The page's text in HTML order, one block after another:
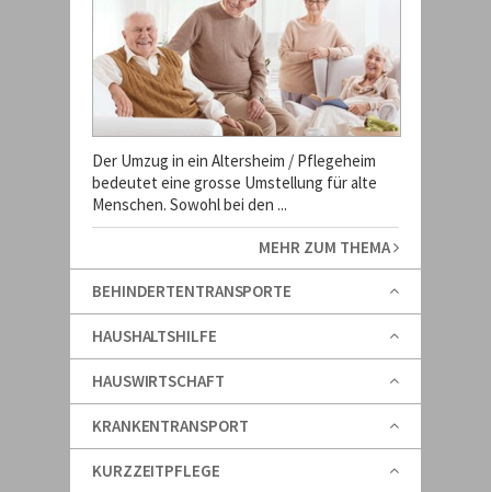
Der Umzug in ein Altersheim / Pflegeheim
bedeutet eine grosse Umstellung für alte
Menschen. Sowohl bei den ...
MEHR ZUM THEMA
BEHINDERTENTRANSPORTE
HAUSHALTSHILFE
HAUSWIRTSCHAFT
KRANKENTRANSPORT
KURZZEITPFLEGE